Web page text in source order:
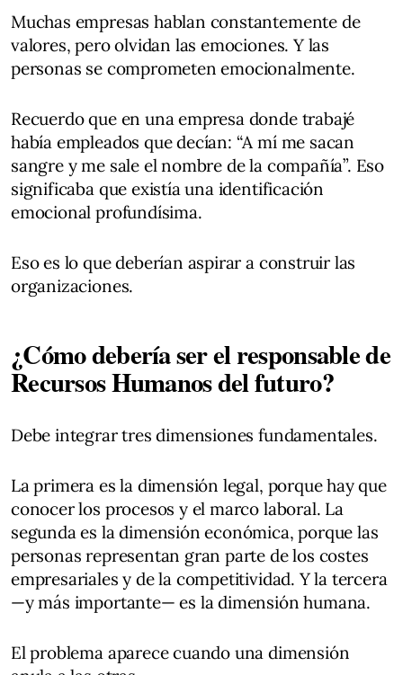
Muchas empresas hablan constantemente de
valores, pero olvidan las emociones. Y las
personas se comprometen emocionalmente.
Recuerdo que en una empresa donde trabajé
había empleados que decían: “A mí me sacan
sangre y me sale el nombre de la compañía”. Eso
significaba que existía una identificación
emocional profundísima.
Eso es lo que deberían aspirar a construir las
organizaciones.
¿Cómo debería ser el responsable de
Recursos Humanos del futuro?
Debe integrar tres dimensiones fundamentales.
La primera es la dimensión legal, porque hay que
conocer los procesos y el marco laboral. La
segunda es la dimensión económica, porque las
personas representan gran parte de los costes
empresariales y de la competitividad. Y la tercera
—y más importante— es la dimensión humana.
El problema aparece cuando una dimensión